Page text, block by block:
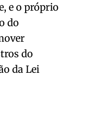
e o próprio
do
do
da Lei